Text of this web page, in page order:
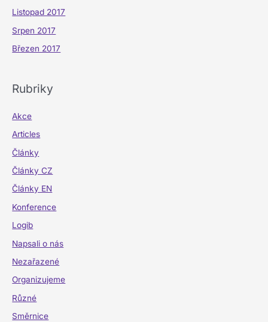
Listopad 2017
Srpen 2017
Březen 2017
Rubriky
Akce
Articles
Články
Články CZ
Články EN
Konference
Logib
Napsali o nás
Nezařazené
Organizujeme
Různé
Směrnice